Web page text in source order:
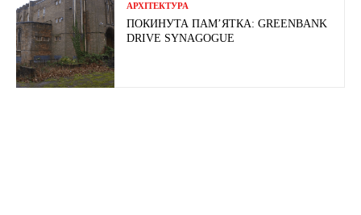
АРХІТЕКТУРА
ПОКИНУТА ПАМ’ЯТКА: GREENBANK
DRIVE SYNAGOGUE